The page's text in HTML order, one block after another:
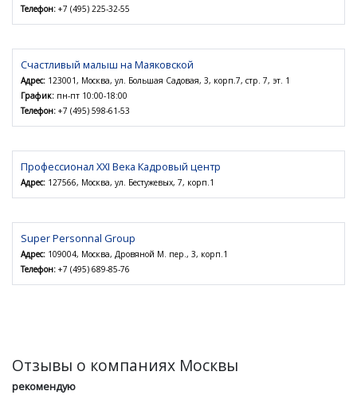
Телефон: +7 (495) 225-32-55
Счастливый малыш на Маяковской
Адрес: 123001, Москва, ул. Большая Садовая, 3, корп.7, стр. 7, эт. 1
График: пн-пт 10:00-18:00
Телефон: +7 (495) 598-61-53
Профессионал XXI Века Кадровый центр
Адрес: 127566, Москва, ул. Бестужевых, 7, корп.1
Super Personnal Group
Адрес: 109004, Москва, Дровяной М. пер., 3, корп.1
Телефон: +7 (495) 689-85-76
Отзывы о компаниях Москвы
рекомендую